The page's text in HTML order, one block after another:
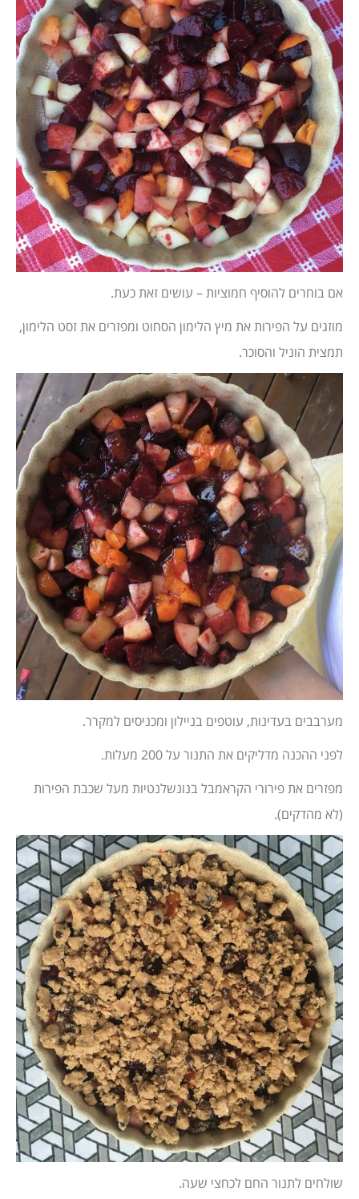
אם בוחרים להוסיף חמוציות – עושים זאת כעת.
מוזגים על הפירות את מיץ הלימון הסחוט ומפזרים את זסט הלימון,
תמצית הוניל והסוכר.
מערבבים בעדינות, עוטפים בניילון ומכניסים למקרר.
לפני ההכנה מדליקים את התנור על 200 מעלות.
מפזרים את פירורי הקראמבל בנונשלנטיות מעל שכבת הפירות
(לא מהדקים).
שולחים לתנור החם לכחצי שעה.